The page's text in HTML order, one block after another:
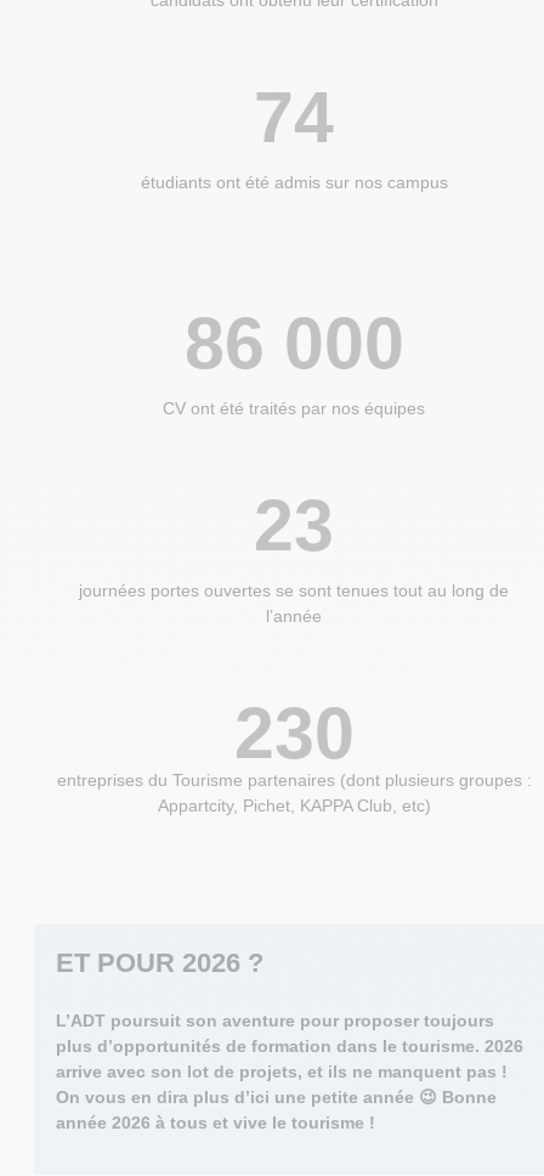
74
étudiants ont été admis sur nos campus
86 000
CV ont été traités par nos équipes
23
journées portes ouvertes se sont tenues tout au long de
l’année
230
entreprises du Tourisme partenaires (dont plusieurs groupes :
Appartcity, Pichet, KAPPA Club, etc)
ET POUR 2026 ?
L’ADT poursuit son aventure pour proposer toujours
plus d’opportunités de formation dans le tourisme. 2026
arrive avec son lot de projets, et ils ne manquent pas !
On vous en dira plus d’ici une petite année 😉 Bonne
année 2026 à tous et vive le tourisme !